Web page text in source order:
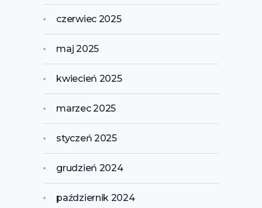
czerwiec 2025
maj 2025
kwiecień 2025
marzec 2025
styczeń 2025
grudzień 2024
październik 2024